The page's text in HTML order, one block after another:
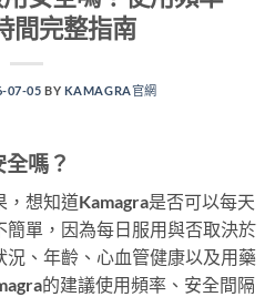
間完整指南
07-05 BY KAMAGRA官網
嗎？
想知道Kamagra是否可以每天
單，因為每日服用與否取決於
、年齡、心血管健康以及用藥
的建議使用頻率、安全間隔